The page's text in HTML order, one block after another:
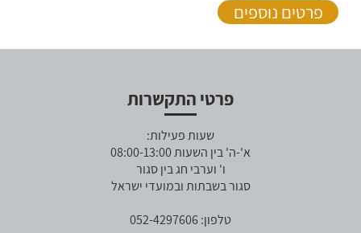
פרטים נוספים
פרטי התקשרות
שעות פעילות:
א'-ה' בין השעות 08:00-13:00
ו' וערבי חג בין סגור
סגור בשבתות ובמועדי ישראל
טלפון: 052-4297606